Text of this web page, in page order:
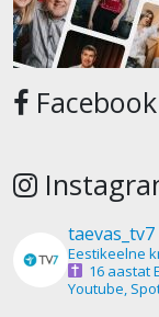
Facebook
taevas_tv7
Eestikeelne
16 aastat
Youtube,